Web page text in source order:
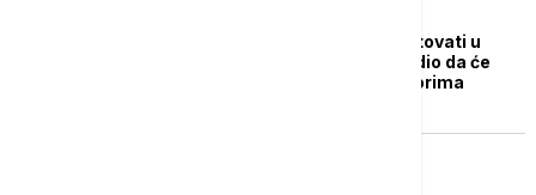
Arakči rekao da će putovati u
Islamabad, nije potvrdio da će
učestvovati u pregovorima